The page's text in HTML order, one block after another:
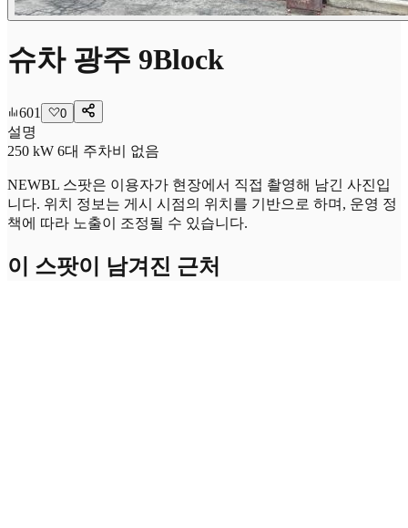
슈차 광주 9Block
601 0
설명
250 kW 6대 주차비 없음
NEWBL 스팟은 이용자가 현장에서 직접 촬영해 남긴 사진입
니다. 위치 정보는 게시 시점의 위치를 기반으로 하며, 운영 정
책에 따라 노출이 조정될 수 있습니다.
이 스팟이 남겨진 근처